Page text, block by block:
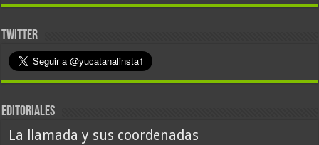
TWITTER
EDITORIALES
La llamada y sus coordenadas